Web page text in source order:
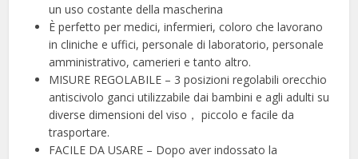
un uso costante della mascherina
È perfetto per medici, infermieri, coloro che lavorano
in cliniche e uffici, personale di laboratorio, personale
amministrativo, camerieri e tanto altro.
MISURE REGOLABILE – 3 posizioni regolabili orecchio
antiscivolo ganci utilizzabile dai bambini e agli adulti su
diverse dimensioni del viso， piccolo e facile da
trasportare.
FACILE DA USARE – Dopo aver indossato la